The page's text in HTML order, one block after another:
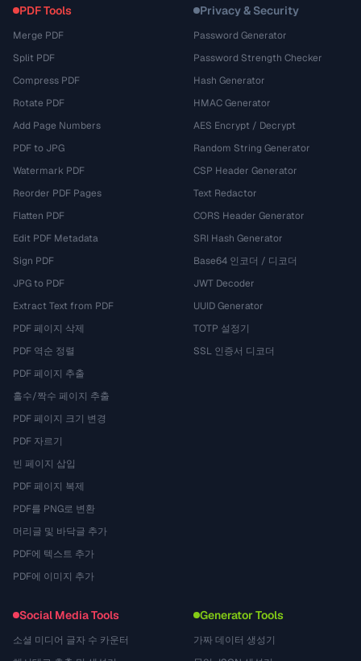
PDF Tools
Merge PDF
Split PDF
Compress PDF
Rotate PDF
Add Page Numbers
PDF to JPG
Watermark PDF
Reorder PDF Pages
Flatten PDF
Edit PDF Metadata
Sign PDF
JPG to PDF
Extract Text from PDF
PDF 페이지 삭제
PDF 역순 정렬
PDF 페이지 추출
홀수/짝수 페이지 추출
PDF 페이지 크기 변경
PDF 자르기
빈 페이지 삽입
PDF 페이지 복제
PDF를 PNG로 변환
머리글 및 바닥글 추가
PDF에 텍스트 추가
PDF에 이미지 추가
Privacy & Security
Password Generator
Password Strength Checker
Hash Generator
HMAC Generator
AES Encrypt / Decrypt
Random String Generator
CSP Header Generator
Text Redactor
CORS Header Generator
SRI Hash Generator
Base64 인코더 / 디코더
JWT Decoder
UUID Generator
TOTP 설정기
SSL 인증서 디코더
Social Media Tools
소셜 미디어 글자 수 카운터
Generator Tools
가짜 데이터 생성기